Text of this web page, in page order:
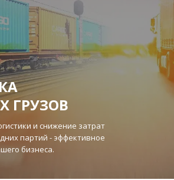
Услуги
ГРУЗОВ
и снижение затрат
партий - эффективное
бизнеса.